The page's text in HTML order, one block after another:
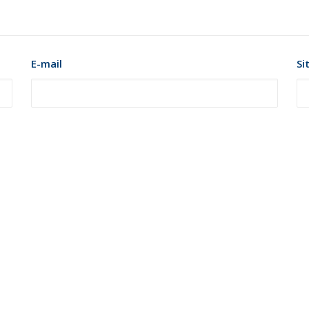
E-mail